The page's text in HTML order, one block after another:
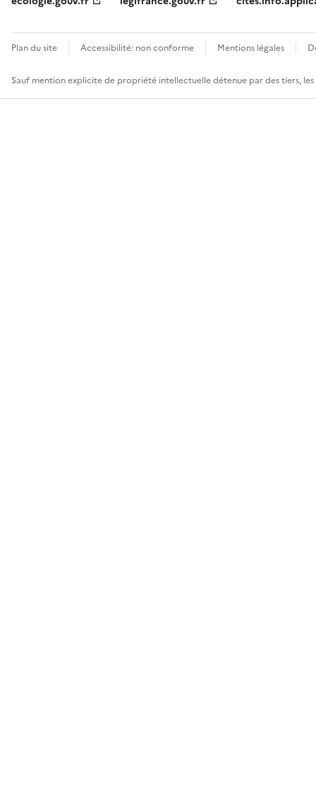
Plan du site Accessibilité: non conforme Mentions légales
Sauf mention explicite de propriété intellectuelle détenue par des tiers,